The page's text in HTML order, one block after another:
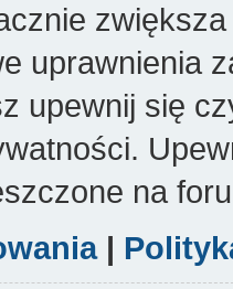
uprawnienia
upewnij się
na
|